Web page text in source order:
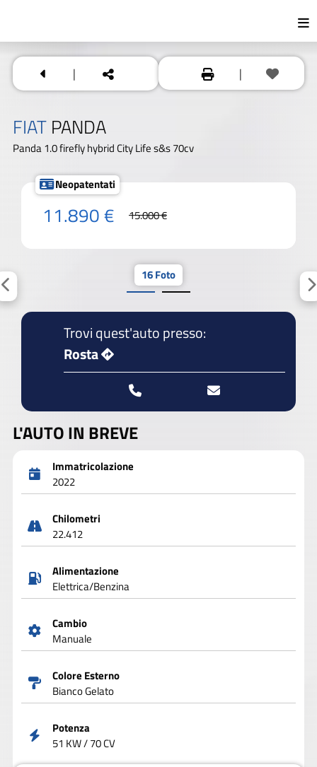
| |
FIAT PANDA
Panda 1.0 firefly hybrid City Life s&s 70cv
Neopatentati
11.890 € 15.000 €
16 Foto
Trovi quest'auto presso:
Rosta
L'AUTO IN BREVE
Immatricolazione
2022
Chilometri
22.412
Alimentazione
Elettrica/Benzina
Cambio
Manuale
Colore Esterno
Bianco Gelato
Potenza
51 KW / 70 CV